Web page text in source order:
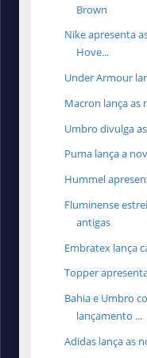
Brown
Nike apresenta
Hove...
Under Armour
Macron lança as
Umbro divulga
Puma lança a
Hummel
Fluminense
antigas
Embratex lança
Topper
Bahia e Umbro
lançamento ...
Adidas lança as